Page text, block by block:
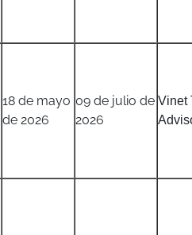
18 de mayo
de 2026
09 de julio de
2026
Vinet